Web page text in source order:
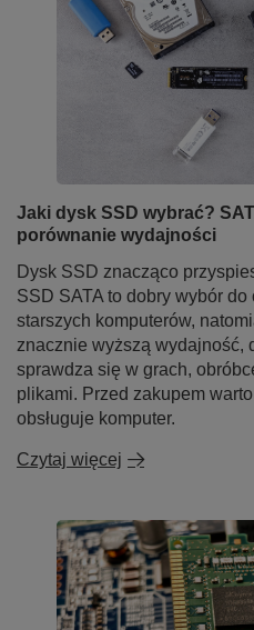
Jaki dysk SSD wybrać?
porównanie wydajności
Dysk SSD znacząco
SSD SATA to dobry wybór
starszych komputerów,
znacznie wyższą wydajność,
sprawdza się w grach,
plikami. Przed zakupem
obsługuje komputer.
Czytaj więcej